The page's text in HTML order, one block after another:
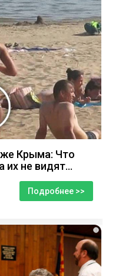
Крыма: Что
не видят...
Подробнее >>
i